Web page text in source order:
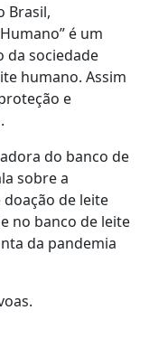
Brasil,
é um
da sociedade
humano. Assim
e
do banco de
sobre a
de leite
no banco de leite
da pandemia